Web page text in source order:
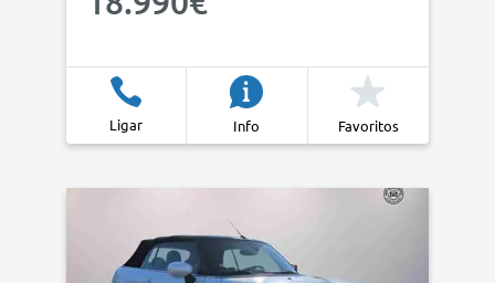
Ligar Info Favoritos